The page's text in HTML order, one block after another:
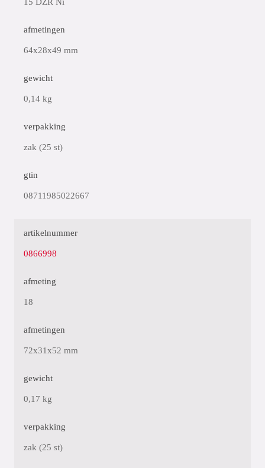
afmetingen
64x28x49 mm
gewicht
0,14 kg
verpakking
zak (25 st)
gtin
08711985022667
artikelnummer
0866998
afmeting
18
afmetingen
72x31x52 mm
gewicht
0,17 kg
verpakking
zak (25 st)